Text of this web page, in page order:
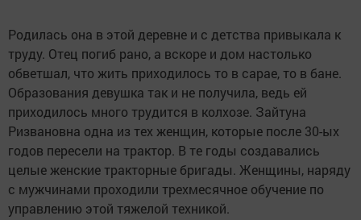
Родилась она в этой деревне и с детства привыкала к
труду. Отец погиб рано, а вскоре и дом настолько
обветшал, что жить приходилось то в сарае, то в бане.
Образования девушка так и не получила, ведь ей
приходилось много трудится в колхозе. Зайтуна
Ризвановна одна из тех женщин, которые после 30-ых
годов пересели на трактор. В те годы создавались
целые женские тракторные бригады. Женщины, наряду
с мужчинами проходили трехмесячное обучение по
управлению этой тяжелой техникой.